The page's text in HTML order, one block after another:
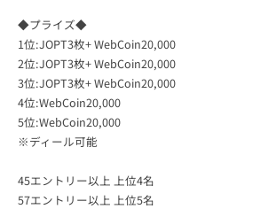
◆プライズ◆
1位:JOPT3枚+ WebCoin20,000
2位:JOPT3枚+ WebCoin20,000
3位:JOPT3枚+ WebCoin20,000
4位:WebCoin20,000
5位:WebCoin20,000
※ディール可能
45エントリー以上 上位4名
57エントリー以上 上位5名